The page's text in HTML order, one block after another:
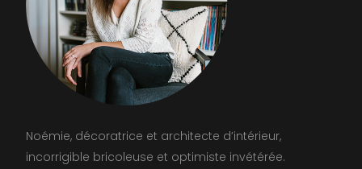
Noémie, décoratrice et architecte d’intérieur,
incorrigible bricoleuse et optimiste invétérée.